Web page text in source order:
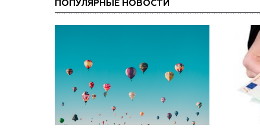
ПОПУЛЯРНЫЕ НОВОСТИ